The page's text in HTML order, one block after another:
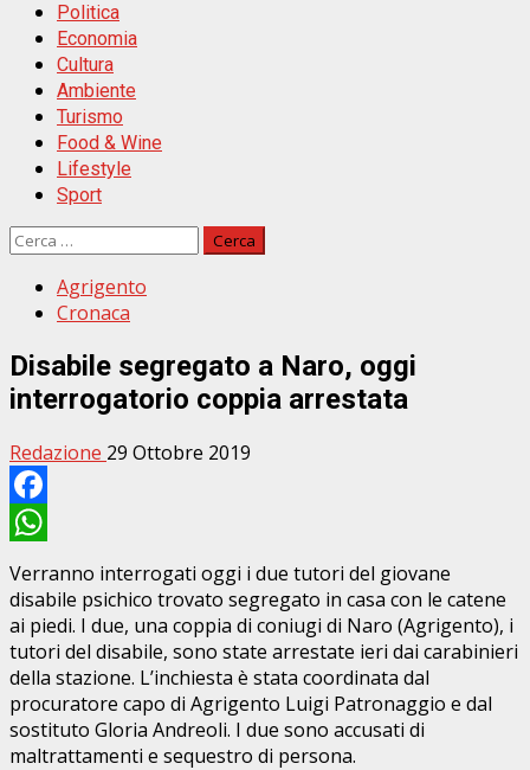
Politica
Economia
Cultura
Ambiente
Turismo
Food & Wine
Lifestyle
Sport
Ricerca
Agrigento
Cronaca
Disabile segregato a Naro, oggi
interrogatorio coppia arrestata
Redazione 29 Ottobre 2019
Facebook
WhatsApp
Verranno interrogati oggi i due tutori del giovane
disabile psichico trovato segregato in casa con le catene
ai piedi. I due, una coppia di coniugi di Naro (Agrigento), i
tutori del disabile, sono state arrestate ieri dai carabinieri
della stazione. L’inchiesta è stata coordinata dal
procuratore capo di Agrigento Luigi Patronaggio e dal
sostituto Gloria Andreoli. I due sono accusati di
maltrattamenti e sequestro di persona.